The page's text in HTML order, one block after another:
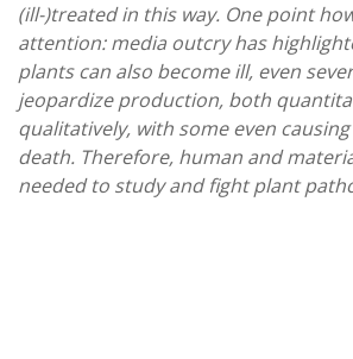
(ill-)treated in this way. One point
attention: media outcry has
plants can also become ill, even
jeopardize production, both
qualitatively, with some even
death. Therefore, human and
needed to study and fight plant